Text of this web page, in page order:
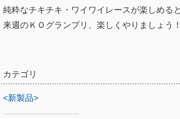
純粋なチキチキ・ワイワイレースが楽しめる
来週のＫＯグランプリ、楽しくやりましょう！
カテゴリ
<新製品>
-------------------------